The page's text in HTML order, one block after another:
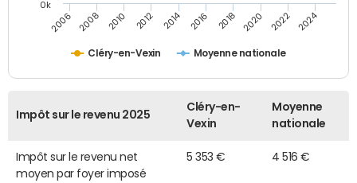
Cléry-en-Vexin Moyenne nationale
2006 2008 2010 2012 2014 2016 2018 2020 2022 2024
0k
Impôt sur le revenu 2025
Cléry-en-
Vexin
Moyenne
nationale
Impôt sur le revenu net
moyen par foyer imposé
5 353 € 4 516 €